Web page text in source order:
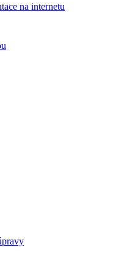
na internetu